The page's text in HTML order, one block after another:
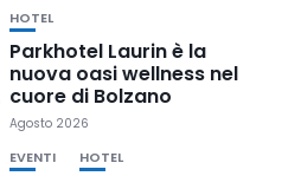
HOTEL
Parkhotel Laurin è la
nuova oasi wellness nel
cuore di Bolzano
Agosto 2026
EVENTI HOTEL